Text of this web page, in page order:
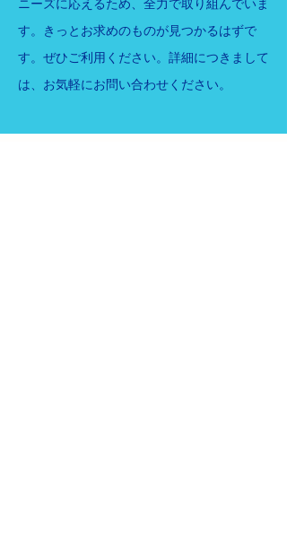
ニーズに応えるため、全力で取り組んでいま
す。きっとお求めのものが見つかるはずで
す。ぜひご利用ください。詳細につきまして
は、お気軽にお問い合わせください。